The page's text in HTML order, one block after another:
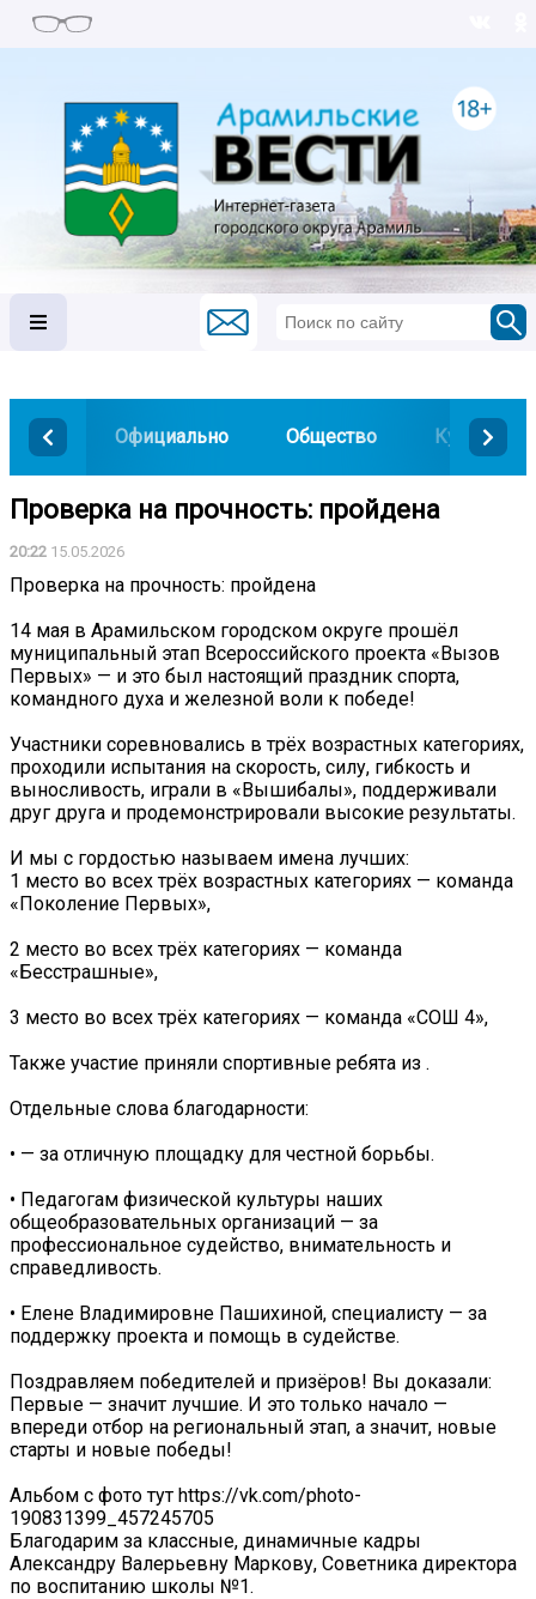
Официально Общество Культура
Проверка на прочность: пройдена
20:22 15.05.2026
Проверка на прочность: пройдена
14 мая в Арамильском городском округе прошёл
муниципальный этап Всероссийского проекта «Вызов
Первых» — и это был настоящий праздник спорта,
командного духа и железной воли к победе!
Участники соревновались в трёх возрастных категориях,
проходили испытания на скорость, силу, гибкость и
выносливость, играли в «Вышибалы», поддерживали
друг друга и продемонстрировали высокие результаты.
И мы с гордостью называем имена лучших:
1 место во всех трёх возрастных категориях — команда
«Поколение Первых»,
2 место во всех трёх категориях — команда
«Бесстрашные»,
3 место во всех трёх категориях — команда «СОШ 4»,
Также участие приняли спортивные ребята из .
Отдельные слова благодарности:
• — за отличную площадку для честной борьбы.
• Педагогам физической культуры наших
общеобразовательных организаций — за
профессиональное судейство, внимательность и
справедливость.
• Елене Владимировне Пашихиной, специалисту — за
поддержку проекта и помощь в судействе.
Поздравляем победителей и призёров! Вы доказали:
Первые — значит лучшие. И это только начало —
впереди отбор на региональный этап, а значит, новые
старты и новые победы!
Альбом с фото тут https://vk.com/photo-
190831399_457245705
Благодарим за классные, динамичные кадры
Александру Валерьевну Маркову, Советника директора
по воспитанию школы №1.